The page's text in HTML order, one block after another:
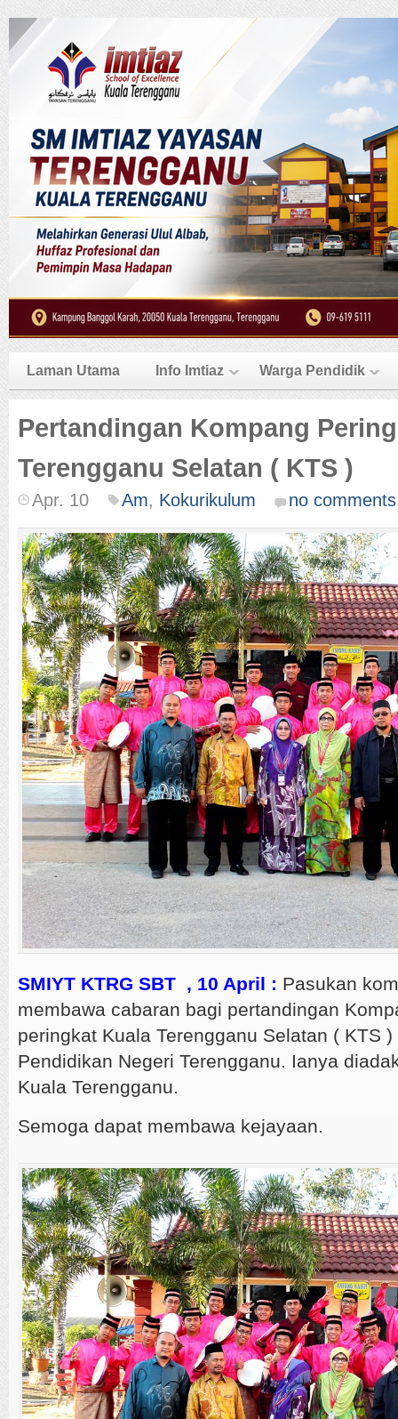
Laman Utama Info Imtiaz Warga Pendidik
Pertandingan Kompang
Terengganu Selatan ( KTS )
Apr. 10 Am, Kokurikulum no comments
SMIYT KTRG SBT , 10 April : Pasukan
membawa cabaran bagi pertandingan
peringkat Kuala Terengganu Selatan ( KTS
Pendidikan Negeri Terengganu. Ianya
Kuala Terengganu.
Semoga dapat membawa kejayaan.